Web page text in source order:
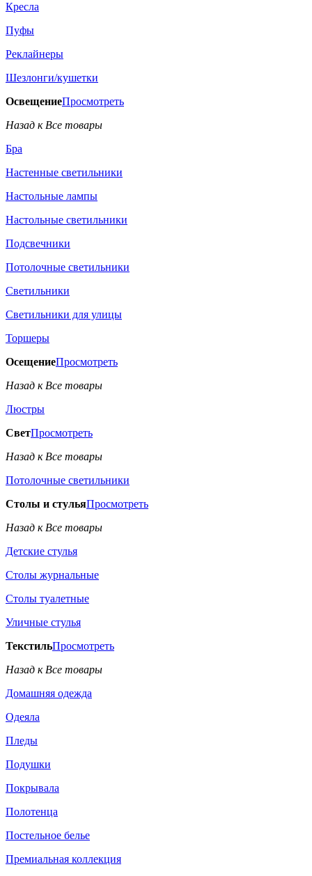
Кресла
Пуфы
Реклайнеры
Шезлонги/кушетки
ОсвещениеПросмотреть
Назад к Все товары
Бра
Настенные светильники
Настольные лампы
Настольные светильники
Подсвечники
Потолочные светильники
Светильники
Светильники для улицы
Торшеры
ОсещениеПросмотреть
Назад к Все товары
Люстры
СветПросмотреть
Назад к Все товары
Потолочные светильники
Столы и стульяПросмотреть
Назад к Все товары
Детские стулья
Столы журнальные
Столы туалетные
Уличные стулья
ТекстильПросмотреть
Назад к Все товары
Домашняя одежда
Одеяла
Пледы
Подушки
Покрывала
Полотенца
Постельное белье
Премиальная коллекция